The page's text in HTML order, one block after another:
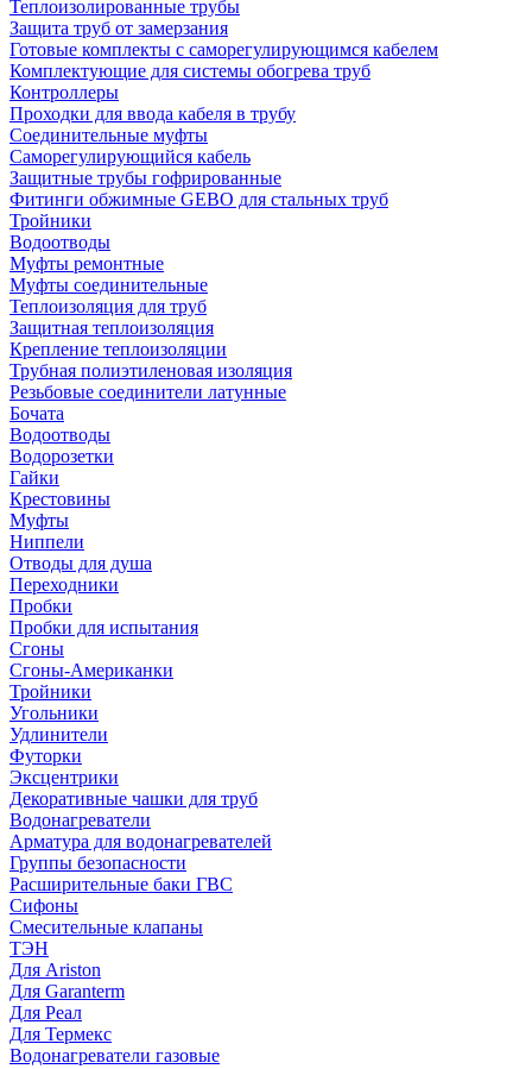
Теплоизолированные трубы
Защита труб от замерзания
Готовые комплекты с саморегулирующимся кабелем
Комплектующие для системы обогрева труб
Контроллеры
Проходки для ввода кабеля в трубу
Соединительные муфты
Саморегулирующийся кабель
Защитные трубы гофрированные
Фитинги обжимные GEBO для стальных труб
Тройники
Водоотводы
Муфты ремонтные
Муфты соединительные
Теплоизоляция для труб
Защитная теплоизоляция
Крепление теплоизоляции
Трубная полиэтиленовая изоляция
Резьбовые соединители латунные
Бочата
Водоотводы
Водорозетки
Гайки
Крестовины
Муфты
Ниппели
Отводы для душа
Переходники
Пробки
Пробки для испытания
Сгоны
Сгоны-Американки
Тройники
Угольники
Удлинители
Футорки
Эксцентрики
Декоративные чашки для труб
Водонагреватели
Арматура для водонагревателей
Группы безопасности
Расширительные баки ГВС
Сифоны
Смесительные клапаны
ТЭН
Для Ariston
Для Garanterm
Для Реал
Для Термекс
Водонагреватели газовые